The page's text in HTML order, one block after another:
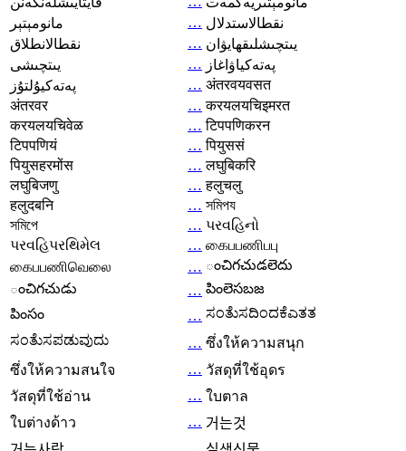
مانومېتېر
… نقطالاستدلال
نقطالانطلاق
… يىتچىشلىقھايۋان
يىتچىشى
… پەتەكياۋاغاز
پەتەكيۇلتۇز
… अंतरवयवसत
अंतरवर
… करयलयचिइमरत
करयलयचिवेळ
… टिपपणिकरन
टिपपणियं
… पियुससं
पियुसहरमोंस
… लघुबिकरि
लघुबिजणु
… हलुचलु
हलुदबनि
… সমিপয
সমিপে
… પરવહિનો
પરવહિપરથિમેલ
… கைபபணிபபு
கைபபணிவெலை
… ంచిగచుడలెదు
ంచిగచుడు
… పింలెసబజ
పింసం
… ಸಂತೆುಸದಿಂದಕೆಎತತ
ಸಂತೆುಸಪಡುವುದು
… ซึ่งให้ความสนุก
ซึ่งให้ความสนใจ
… วัสดุที่ใช้อุดร
วัสดุที่ใช้อ่าน
… ใบตาล
ใบต่างด้าว
… 거는것
…